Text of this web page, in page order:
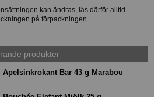
kan ändras, läs därför alltid
på förpackningen.
produkter
Apelsinkrokant Bar 43 g Marabou